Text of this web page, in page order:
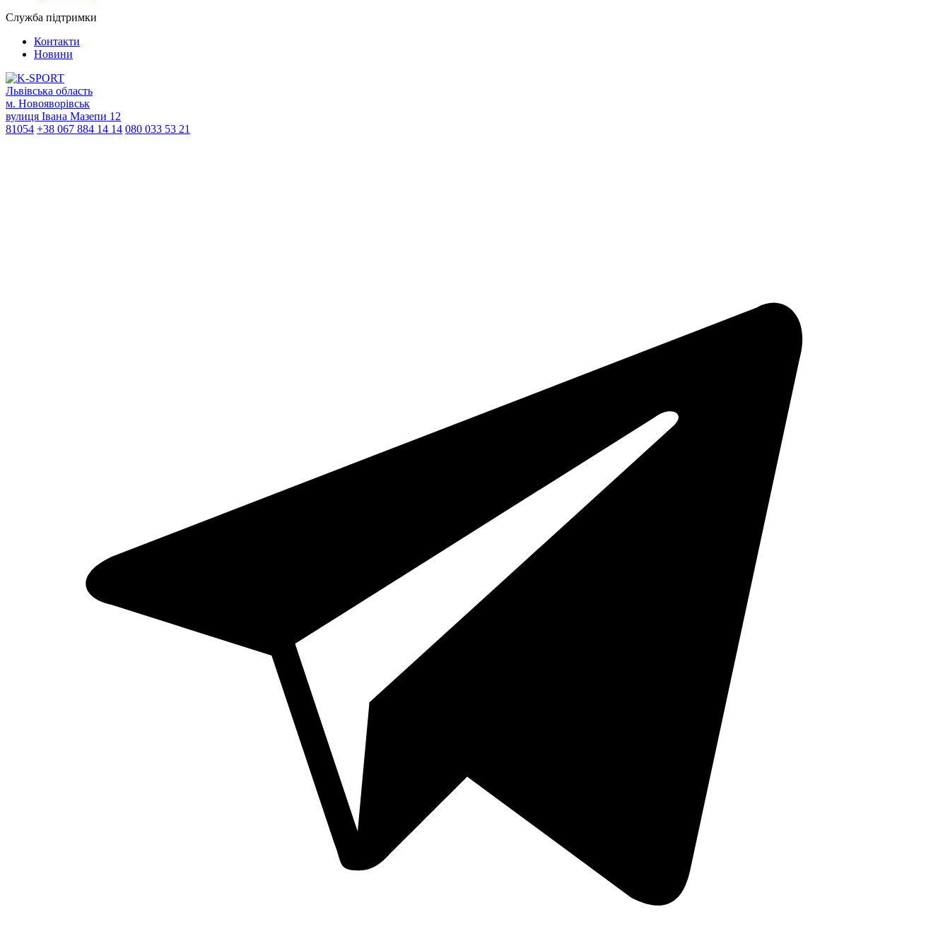
Служба підтримки
Контакти
Новини
Львівська область
м. Новояворівськ
вулиця Івана Мазепи 12
81054 +38 067 884 14 14 080 033 53 21